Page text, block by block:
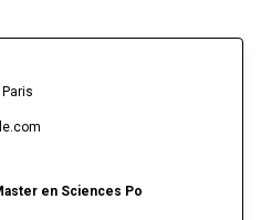
en Sciences Po